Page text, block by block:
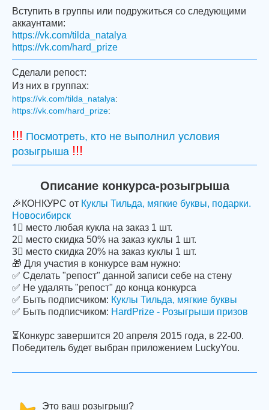
Вступить в группы или подружиться со следующими
аккаунтами:
https://vk.com/tilda_natalya
https://vk.com/hard_prize
Сделали репост:
Из них в группах:
https://vk.com/tilda_natalya:
https://vk.com/hard_prize:
!!! Посмотреть, кто не выполнил условия
розыгрыша !!!
Описание конкурса-розыгрыша
🎉КОНКУРС от Куклы Тильда, мягкие буквы, подарки.
Новосибирск
1⃣ место любая кукла на заказ 1 шт.
2⃣ место скидка 50% на заказ куклы 1 шт.
3⃣ место скидка 20% на заказ куклы 1 шт.
🎁 Для участия в конкурсе вам нужно:
✅ Сделать "репост" данной записи себе на стену
✅ Не удалять "репост" до конца конкурса
✅ Быть подписчиком: Куклы Тильда, мягкие буквы
✅ Быть подписчиком: HardPrize - Розыгрыши призов
⏳Конкурс завершится 20 апреля 2015 года, в 22-00.
Победитель будет выбран приложением LuckyYou.
Это ваш розыгрыш?